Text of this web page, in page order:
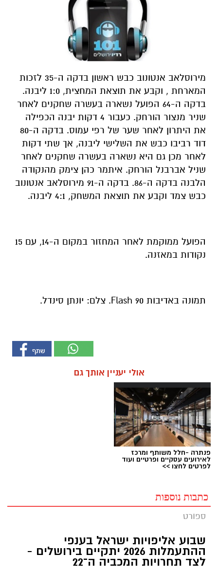
מירוסלאב אנטונוב כבש ראשון בדקה ה-35 לזכות
המארחת , וקבע את תוצאת המחצית, 1:0 ליבנה.
בדקה ה-64 הפועל נשארה בעשרה שחקנים לאחר
שניר מנצור הורחק. כעבור 4 דקות יבנה הכפילה
את היתרון לאחר שער של רפי עמוס. בדקה ה-80
דוד רביבו כבש את השלישי ליבנה, אך שתי דקות
לאחר מכן גם היא נשארה בעשרה שחקנים לאחר
שניל אברבנל הורחק. איתמר כהן צימק מהנקודה
הלבנה בדקה ה-86. בדקה ה-91 מירוסלאב אנטונוב
כבש צמד וקבע את תוצאת המשחק, 4:1 ליבנה.
הפועל ממוקמת לאחר המחזור במקום ה-14, עם 15
נקודות במאזנה.
תמונה באדיבות Flash 90. צלם: יונתן סינדל.
אולי יעניין אותך גם
פנתרה -חלל משותף ומרכז
לאירועים עסקיים ופרטיים ועוד
לפרטים לחצו >>
כתבות נוספות
ספורט
שבוע אליפויות ישראל בענפי
ההתעמלות 2026 יתקיים בירושלים -
לצד תחרויות המכביה ה־22